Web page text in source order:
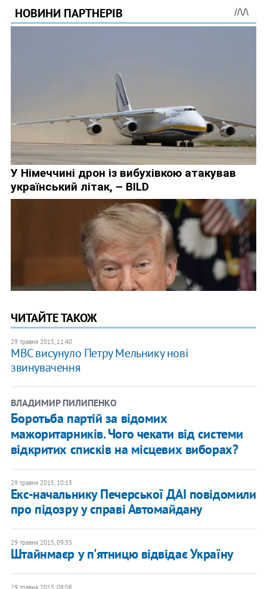
ЧИТАЙТЕ ТАКОЖ
29 травня 2015, 11:40
МВС висунуло Петру Мельнику нові
звинувачення
ВЛАДИМИР ПИЛИПЕНКО
Боротьба партій за відомих
мажоритарників. Чого чекати від системи
відкритих списків на місцевих виборах?
29 травня 2015, 10:13
Екс-начальнику Печерської ДАІ повідомили
про підозру у справі Автомайдану
29 травня 2015, 09:35
Штайнмаєр у п'ятницю відвідає Україну